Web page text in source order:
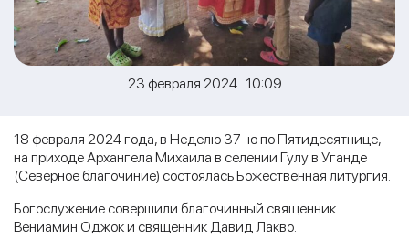
23 февраля 2024 10:09
18 февраля 2024 года, в Неделю 37-ю по Пятидесятнице,
на приходе Архангела Михаила в селении Гулу в Уганде
(Северное благочиние) состоялась Божественная литургия.
Богослужение совершили благочинный священник
Вениамин Оджок и священник Давид Лакво.